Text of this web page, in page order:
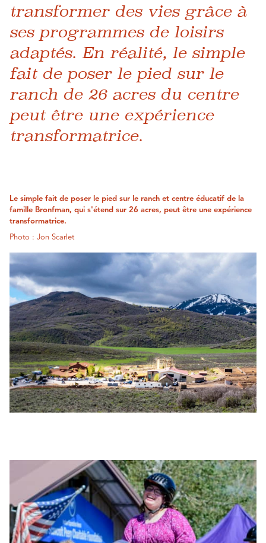
transformer des vies grâce à
ses programmes de loisirs
adaptés. En réalité, le simple
fait de poser le pied sur le
ranch de 26 acres du centre
peut être une expérience
transformatrice.
Le simple fait de poser le pied sur le ranch et centre éducatif de la
famille Bronfman, qui s'étend sur 26 acres, peut être une expérience
transformatrice.
Photo : Jon Scarlet